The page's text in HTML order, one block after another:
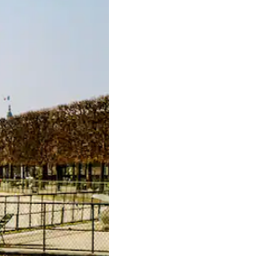
tacto o desliza el dedo.